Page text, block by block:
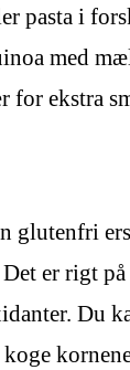
pasta i
med
for ekstra
glutenfri
er rigt på
Du